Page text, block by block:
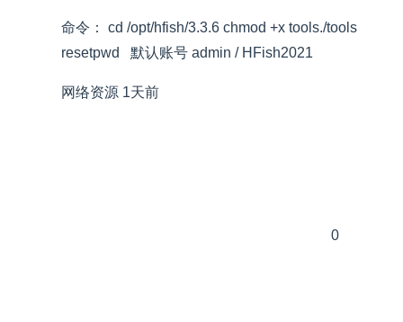
命令： cd /opt/hfish/3.3.6 chmod +x tools./tools
resetpwd 默认账号 admin / HFish2021
网络资源 1天前
0